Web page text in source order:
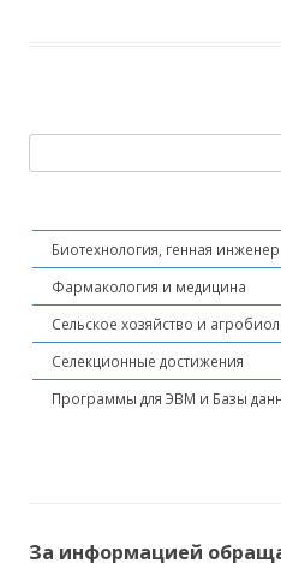
Биотехнология, генная
Фармакология и медицина
Сельское хозяйство и
Селекционные достижения
Программы для ЭВМ и Базы
За информацией